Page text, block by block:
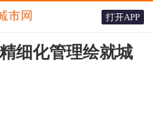
打开APP
细化管理绘就城